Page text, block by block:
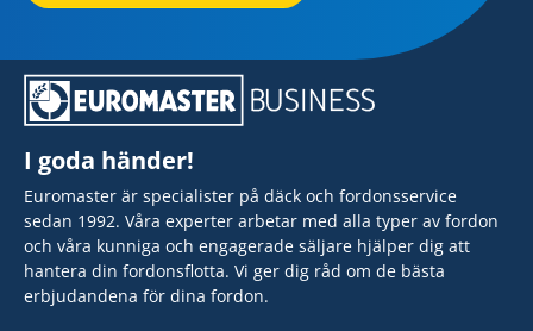
I goda händer!
Euromaster är specialister på däck och fordonsservice
sedan 1992. Våra experter arbetar med alla typer av fordon
och våra kunniga och engagerade säljare hjälper dig att
hantera din fordonsflotta. Vi ger dig råd om de bästa
erbjudandena för dina fordon.